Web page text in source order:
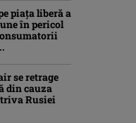
piaţa liberă a
în pericol
se retrage
din cauza
Rusiei